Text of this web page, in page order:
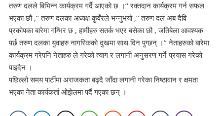
तरुण दलले बिभिन्न कार्यक्रम गर्दै आएको छ ।‘‘ रक्तदान कार्यक्रम गर्न सफल
भएका छौ ,’’ तरुण दलका अध्यक्ष कुवँरले भन्नुभयो ,‘‘ तरुण दल अब दैवि
प्रकोपका बारेमा गम्भिर छ , हामीहरु सतर्क भएर बसेका छौ , जतिबेला आवश्यक
पर्छ तरुण दलका युवाहरु नागरिकको दुखमा साथ दिन पुग्छन् ।’’ नेताहरुको बारेमा
कार्यक्रम गरेपनि नेताहरु ले गरेको त्याग र लगानी अनुसरण गर्ने प्रयास गरेको
पाइदैन ।
पछिल्लो समय पार्टीमा अराजकता बढ्दै जाँदा लगानी गरेका निष्ठावान र क्षमता
भएका नेता कार्यकर्ता ओझेलमा पर्दै गएका छन् ।